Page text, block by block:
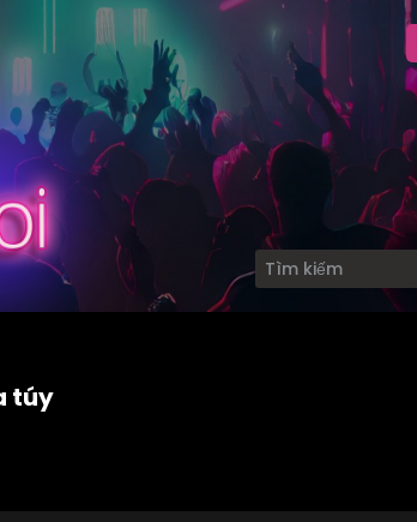
túy